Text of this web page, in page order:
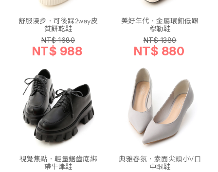
舒服漫步．可後踩2way皮
質餅乾鞋
NT$ 1680
NT$ 988
美好年代．金屬環釦低跟
穆勒鞋
NT$ 1380
NT$ 880
視覺焦點．輕量鋸齒底綁
帶牛津鞋
典雅春氛．素面尖頭小V口
中跟鞋